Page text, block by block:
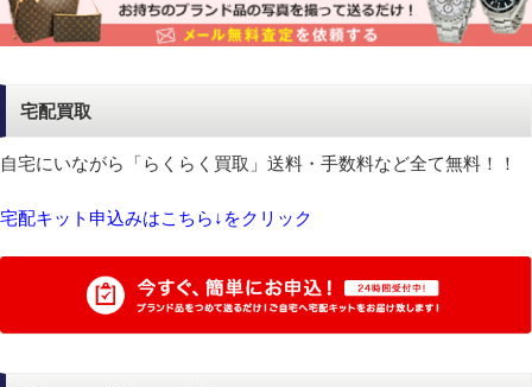
宅配買取
自宅にいながら「らくらく買取」送料・手数料など全て無料！！
宅配キット申込みはこちら↓をクリック